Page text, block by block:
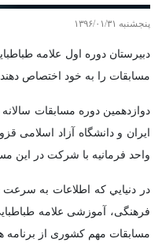
پنجشنبه ۱۳۹۶/۰۱/۳۱
دبیرستان دوره اول علامه
مسابقات را به خود اختصاص
ایران و دانشگاه آزاد
واحد فرمانیه با شرکت در این
در دنيايي كه اطلاعات به
فرهنگی، آموزشی علامه
مسابقات مهم کشوری از برنامه